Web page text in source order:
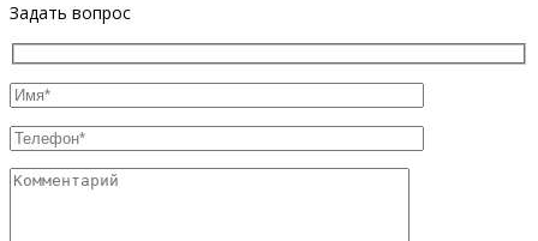
Задать вопрос